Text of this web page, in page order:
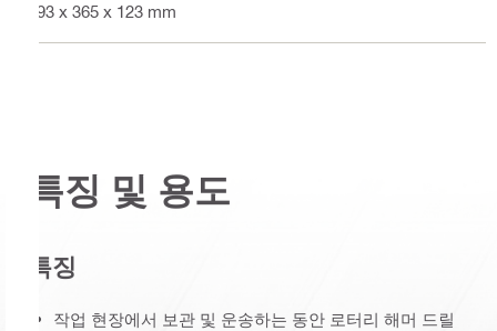
393 x 365 x 123 mm
특징 및 용도
특징
작업 현장에서 보관 및 운송하는 동안 로터리 해머 드릴